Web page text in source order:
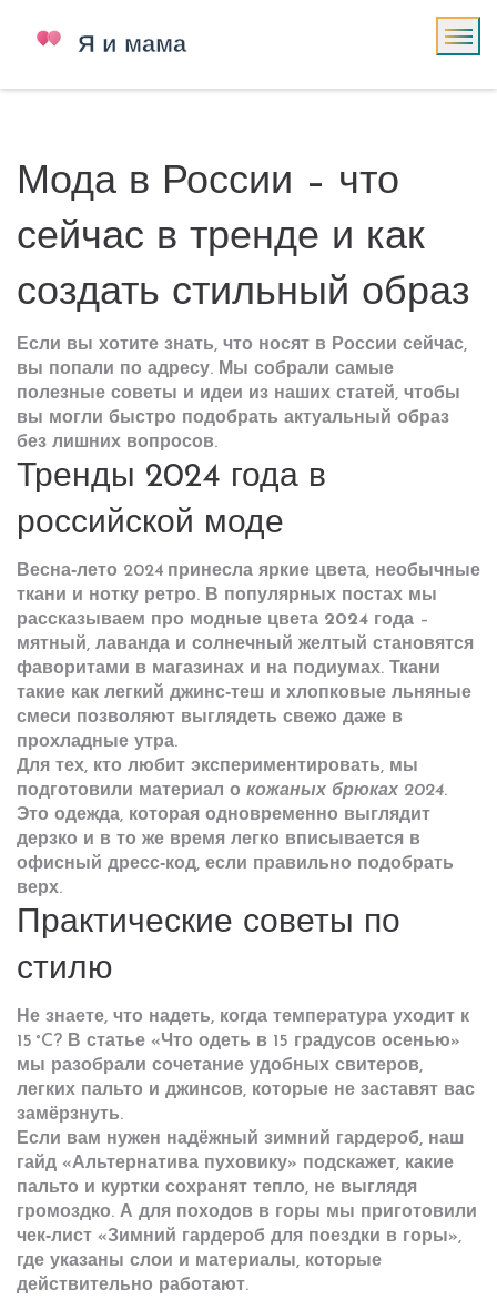
Мода в России – что
сейчас в тренде и как
создать стильный образ
Если вы хотите знать, что носят в России сейчас,
вы попали по адресу. Мы собрали самые
полезные советы и идеи из наших статей, чтобы
вы могли быстро подобрать актуальный образ
без лишних вопросов.
Тренды 2024 года в
российской моде
Весна‑лето 2024 принесла яркие цвета, необычные
ткани и нотку ретро. В популярных постах мы
рассказываем про модные цвета 2024 года –
мятный, лаванда и солнечный желтый становятся
фаворитами в магазинах и на подиумах. Ткани
такие как легкий джинс‑теш и хлопковые льняные
смеси позволяют выглядеть свежо даже в
прохладные утра.
Для тех, кто любит экспериментировать, мы
подготовили материал о кожаных брюках 2024.
Это одежда, которая одновременно выглядит
дерзко и в то же время легко вписывается в
офисный дресс‑код, если правильно подобрать
верх.
Практические советы по
стилю
Не знаете, что надеть, когда температура уходит к
15 °C? В статье «Что одеть в 15 градусов осенью»
мы разобрали сочетание удобных свитеров,
легких пальто и джинсов, которые не заставят вас
замёрзнуть.
Если вам нужен надёжный зимний гардероб, наш
гайд «Альтернатива пуховику» подскажет, какие
пальто и куртки сохранят тепло, не выглядя
громоздко. А для походов в горы мы приготовили
чек‑лист «Зимний гардероб для поездки в горы»,
где указаны слои и материалы, которые
действительно работают.